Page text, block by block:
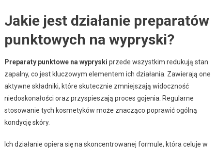
Jakie jest działanie preparatów
punktowych na wypryski?
Preparaty punktowe na wypryski przede wszystkim redukują stan
zapalny, co jest kluczowym elementem ich działania. Zawierają one
aktywne składniki, które skutecznie zmniejszają widoczność
niedoskonałości oraz przyspieszają proces gojenia. Regularne
stosowanie tych kosmetyków może znacząco poprawić ogólną
kondycję skóry.
Ich działanie opiera się na skoncentrowanej formule, która celuje w